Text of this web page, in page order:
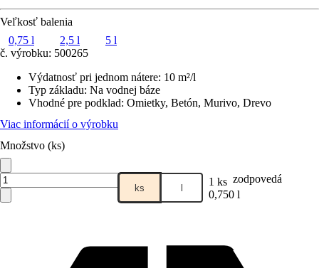
Veľkosť balenia
0,75 l
2,5 l
5 l
č. výrobku: 500265
Výdatnosť pri jednom nátere: 10 m²/l
Typ základu: Na vodnej báze
Vhodné pre podklad: Omietky, Betón, Murivo, Drevo
Viac informácií o výrobku
Množstvo (ks)
ks l 1 ks zodpovedá
0,750 l